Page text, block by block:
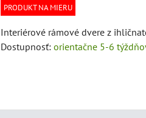
PRODUKT NA MIERU
Interiérové rámové dvere z
Dostupnosť: orientačne 5-6